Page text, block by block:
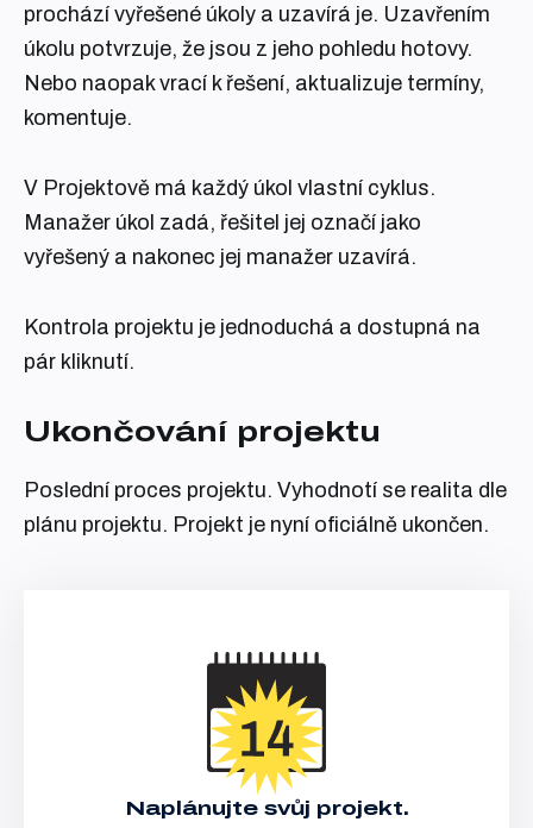
prochází vyřešené úkoly a uzavírá je. Uzavřením
úkolu potvrzuje, že jsou z jeho pohledu hotovy.
Nebo naopak vrací k řešení, aktualizuje termíny,
komentuje.
V Projektově má každý úkol vlastní cyklus.
Manažer úkol zadá, řešitel jej označí jako
vyřešený a nakonec jej manažer uzavírá.
Kontrola projektu je jednoduchá a dostupná na
pár kliknutí.
Ukončování projektu
Poslední proces projektu. Vyhodnotí se realita dle
plánu projektu. Projekt je nyní oficiálně ukončen.
Naplánujte svůj projekt.